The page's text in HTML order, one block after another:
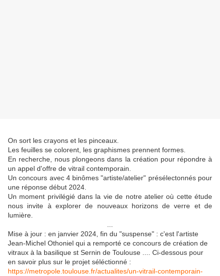
On sort les crayons et les pinceaux.
Les feuilles se colorent, les graphismes prennent formes.
En recherche, nous plongeons dans la création pour répondre à
un appel d'offre de vitrail contemporain.
Un concours avec 4 binômes "artiste/atelier" présélectonnés pour
une réponse début 2024.
Un moment privilégié dans la vie de notre atelier où cette étude
nous invite à explorer de nouveaux horizons de verre et de
lumière.
Mise à jour : en janvier 2024, fin du "suspense" : c'est l'artiste
Jean-Michel Othoniel qui a remporté ce concours de création de
vitraux à la basilique st Sernin de Toulouse .... Ci-dessous pour
en savoir plus sur le projet séléctionné :
https://metropole.toulouse.fr/actualites/un-vitrail-contemporain-